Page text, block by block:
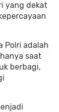
yang dekat
Polri adalah
saat
berbagi,